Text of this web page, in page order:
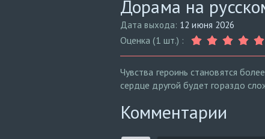
Дорама на
Дата выхода: 12 июня 2026
Оценка (1 шт.) :
Чувства героинь становятся
сердце другой будет гораздо
Комментарии